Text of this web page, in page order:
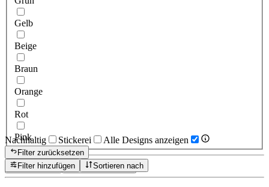
Gelb
Beige
Braun
Orange
Rot
Pink
Zurücksetzen Produkte anzeigen
Nachhaltig Stickerei Alle Designs anzeigen
Filter zurücksetzen
Filter hinzufügen
Sortieren nach